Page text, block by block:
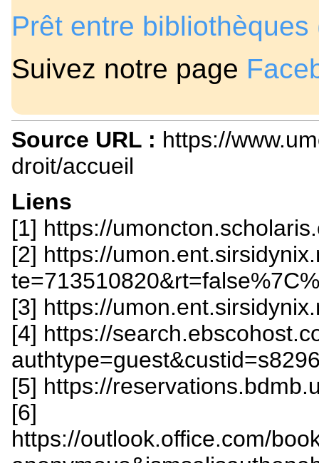
Prêt entre bibliothèques
Suivez notre page
Source URL : https://
droit/accueil
Liens
[1] https://
[2] https://
[3] https://
[4] https://
[5] https://
[6]
https://outlook.office.com/